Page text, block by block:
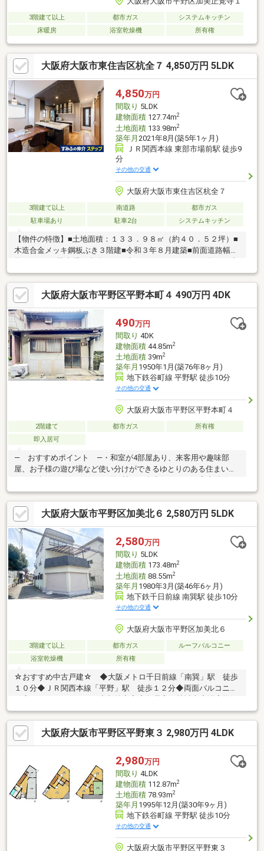
3階建て以上 都市ガス
システムキッチン
床暖房
浴室乾燥機 所有権
大阪府大阪市東住吉区杭全７ 4,850万円 5LDK
4,850万円
間取り 5LDK
建物面積127.74m2
土地面積133.98m2
築年月 2021年8月(築5年1ヶ月)
ＪＲ関西本線 東部市場前駅 徒歩9
分
その他の交通
大阪府大阪市東住吉区杭全７
3階建て以上 南道路
都市ガス
駐車場あり
駐車2台 システムキッチン
【物件の特徴】■土地面積：１３３．９８㎡（約４０．５２坪）■
木造合金メッキ鋼板ぶき３階建■令和３年８月建築■前面道路幅員
陽光発電システム・蓄電池設置■室内丁寧にご使用です。
大阪府大阪市平野区平野本町４ 490万円 4DK
490万円
間取り 4DK
建物面積44.85m2
土地面積39m2
築年月 1950年1月(築76年8ヶ月)
地下鉄谷町線 平野駅 徒歩10分
その他の交通
大阪府大阪市平野区平野本町４
2階建て 都市ガス
所有権
即入居可
― おすすめポイント ―・和室が4部屋あり、来客用や趣味部
屋、お子様の遊び場など使い分けができるゆとりのある住まいで
コンパクトにまとまり、家族との会話も弾みます♪・押入れ収納が
各所にあり、季節物や日用品をすっきりとしまえるのも嬉しいポ
イントです♪・和室の畳はお子様が転んでも安心で、自然素材なら
ではの心地よさも魅力です◎― 周辺環境 ―・サンエー平野店：
徒歩9分（663ｍ）・ローソン平野本町店：徒歩4分（259ｍ）＜学
校＞大阪市立平野南小学校 約659ｍ大阪市立摂陽中学校 約900
ｍ
大阪府大阪市平野区加美北６ 2,580万円 5LDK
2,580万円
間取り 5LDK
建物面積173.48m2
土地面積88.55m2
築年月 1980年3月(築46年6ヶ月)
地下鉄千日前線 南巽駅 徒歩10分
その他の交通
大阪府大阪市平野区加美北６
3階建て以上 都市ガス
ルーフバルコニー
浴室乾燥機
所有権
☆おすすめ中古戸建☆ ◆大阪メトロ千日前線「南巽」駅 徒歩
１０分◆ＪＲ関西本線「平野」駅 徒歩１２分◆両面バルコニー
乾燥暖房あり～・～・～・～・～・～・～・～・～・～・～・
～・～・～・～・～・～・～・～不動産購入で失敗しないよう
に、豊富な経験と知識を持つ弊社がしっかりとサポートを行いま
す。まずはお気軽にお問い合わせください(^o^)／～・～・～・
～・～・～・～・～・～・～・～・～・～・～・～・～・～・
～・～
大阪府大阪市平野区平野東３ 2,980万円 4LDK
2,980万円
間取り 4LDK
建物面積112.87m2
土地面積78.93m2
築年月 1995年12月(築30年9ヶ月)
地下鉄谷町線 平野駅 徒歩10分
その他の交通
大阪府大阪市平野区平野東３